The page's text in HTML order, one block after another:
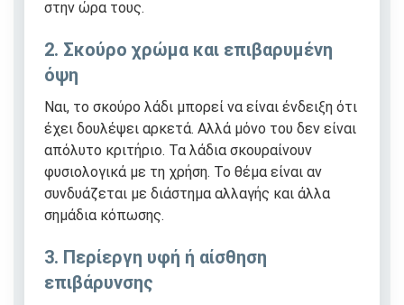
στην ώρα τους.
2. Σκούρο χρώμα και επιβαρυμένη
όψη
Ναι, το σκούρο λάδι μπορεί να είναι ένδειξη ότι
έχει δουλέψει αρκετά. Αλλά μόνο του δεν είναι
απόλυτο κριτήριο. Τα λάδια σκουραίνουν
φυσιολογικά με τη χρήση. Το θέμα είναι αν
συνδυάζεται με διάστημα αλλαγής και άλλα
σημάδια κόπωσης.
3. Περίεργη υφή ή αίσθηση
επιβάρυνσης